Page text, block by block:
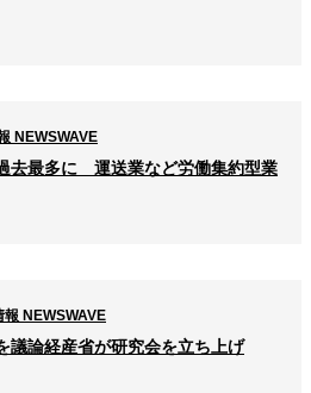
NEWSWAVE
去最多に 運送業など労働集約型業
報 NEWSWAVE
議論経産省が研究会を立ち上げ